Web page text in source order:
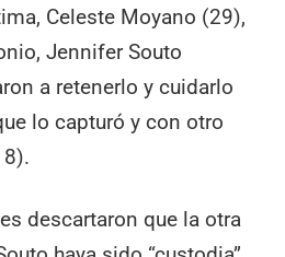
Celeste Moyano (29),
Jennifer Souto
a retenerlo y cuidarlo
lo capturó y con otro
descartaron que la otra